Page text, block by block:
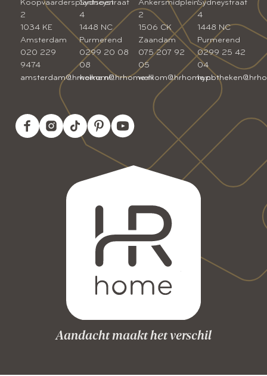
Koopvaardersplantsoen
2
1034 KE
Amsterdam
020 229
9474
amsterdam@hrhome.nl
Sydneystraat
4
1448 NC
Purmerend
0299 20 08
08
welkom@hrhome.nl
Ankersmidplein
2
1506 CK
Zaandam
075 207 92
05
welkom@hrhome.nl
Sydneystraat
4
1448 NC
Purmerend
0299 25 42
04
Aandacht maakt het verschil